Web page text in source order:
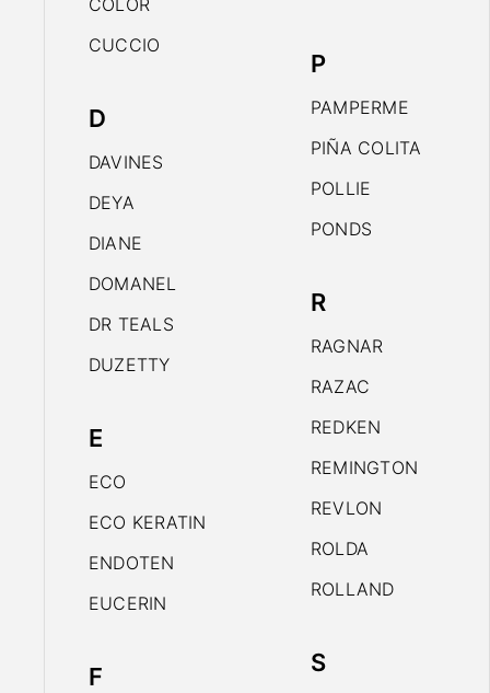
COLOR
CUCCIO
D
DAVINES
DEYA
DIANE
DOMANEL
DR TEALS
DUZETTY
E
ECO
ECO KERATIN
ENDOTEN
EUCERIN
F
P
PAMPERME
PIÑA COLITA
POLLIE
PONDS
R
RAGNAR
RAZAC
REDKEN
REMINGTON
REVLON
ROLDA
ROLLAND
S